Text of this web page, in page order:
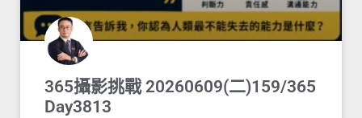
365攝影挑戰 20260609(二)159/365
Day3813